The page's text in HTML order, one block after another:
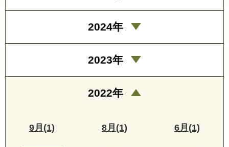
2024年
2023年
2022年
9月(1) 8月(1) 6月(1)